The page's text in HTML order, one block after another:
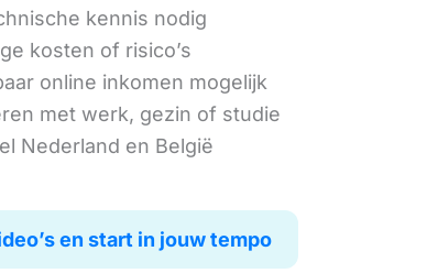
kennis nodig
kosten of risico’s
online inkomen mogelijk
met werk, gezin of studie
Nederland en België
en start in jouw tempo